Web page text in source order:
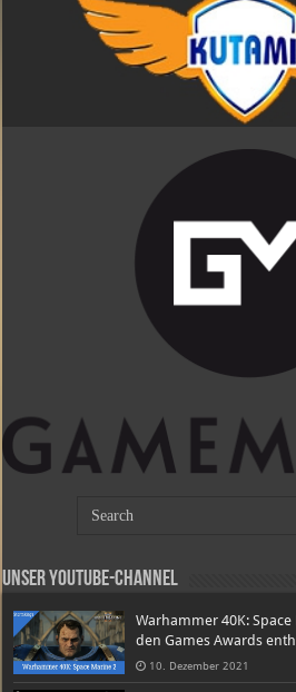
Unser Youtube-Channel
Warhammer 40K:
den Games Awards
10. Dezember 2021